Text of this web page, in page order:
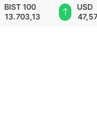
USD
47,5755